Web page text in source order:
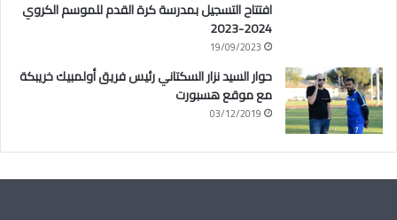
افتتاح التسجيل بمدرسة كرة القدم للموسم الكروي
2024-2023
19/09/2023
حوار السيد نزار السكتاني رئيس فريق أولمبيك خريبكة
مع موقع هسبورت
03/12/2019